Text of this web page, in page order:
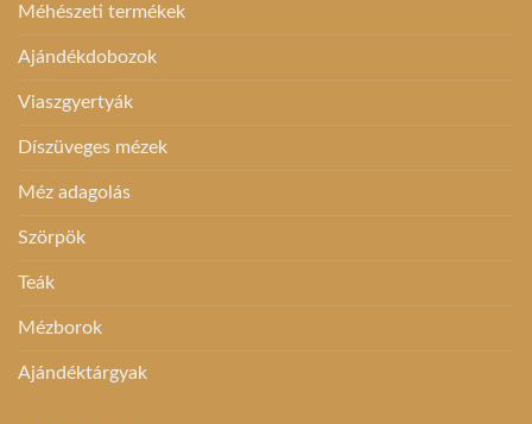
Méhészeti termékek
Ajándékdobozok
Viaszgyertyák
Díszüveges mézek
Méz adagolás
Szörpök
Teák
Mézborok
Ajándéktárgyak